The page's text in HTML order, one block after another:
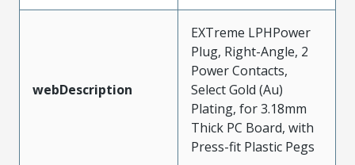
webDescription
EXTreme LPHPower
Plug, Right-Angle, 2
Power Contacts,
Select Gold (Au)
Plating, for 3.18mm
Thick PC Board, with
Press-fit Plastic Pegs